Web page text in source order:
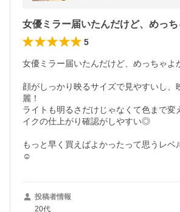
5
女優ミラー届いたんだけど、めっちゃよ
顔がしっかり映るサイズで見やすいし、
麗！
ライトも明るさだけじゃなくて色まで変
イクの仕上がり確認がしやすい◎
もっと早く買えばよかったって思うレベ
☺️
投稿者情報
20代